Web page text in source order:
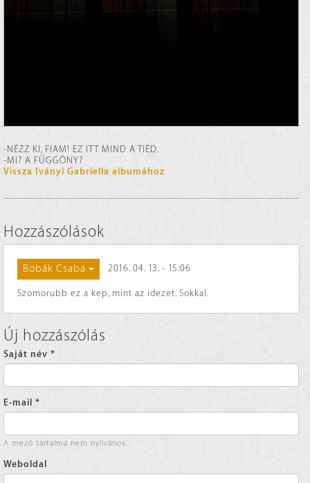
-NÉZZ KI, FIAM! EZ ITT MIND A TIÉD.
-MI? A FÜGGÖNY?
Vissza Iványi Gabriella albumához
Hozzászólások
Bobák Csaba 2016. 04. 13. - 15:06
Szomorubb ez a kep, mint az idezet. Sokkal.
Új hozzászólás
Saját név *
E-mail *
A mező tartalma nem nyilvános.
Weboldal